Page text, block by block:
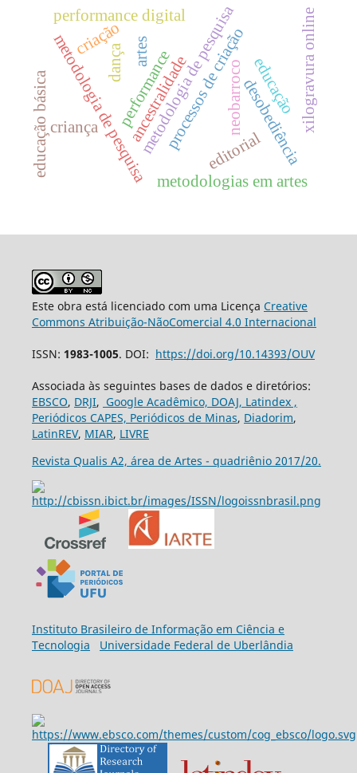
metodologia de pesquisa
metodologia de pesquisaprocessos de criação
artes
dança
performance
ancestralidade neobarrocodesobediência
editorial
metodologias em artes
educação xilogravura online
performance digital
criação
criança
educação básica
Este obra está licenciado com uma Licença Creative
Commons Atribuição-NãoComercial 4.0 Internacional
ISSN: 1983-1005. DOI: https://doi.org/10.14393/OUV
Associada às seguintes bases de dados e diretórios:
EBSCO, DRJI, Google Acadêmico, DOAJ, Latindex ,
Periódicos CAPES, Periódicos de Minas, Diadorim,
LatinREV, MIAR, LIVRE
Revista Qualis A2, área de Artes - quadriênio 2017/20.
Instituto Brasileiro de Informação em Ciência e
Tecnologia
Universidade Federal de Uberlândia